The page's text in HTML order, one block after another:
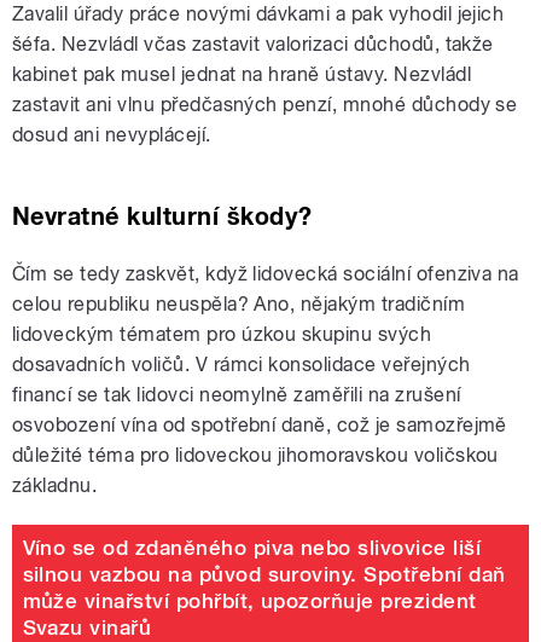
Zavalil úřady práce novými dávkami a pak vyhodil jejich
šéfa. Nezvládl včas zastavit valorizaci důchodů, takže
kabinet pak musel jednat na hraně ústavy. Nezvládl
zastavit ani vlnu předčasných penzí, mnohé důchody se
dosud ani nevyplácejí.
Nevratné kulturní škody?
Čím se tedy zaskvět, když lidovecká sociální ofenziva na
celou republiku neuspěla? Ano, nějakým tradičním
lidoveckým tématem pro úzkou skupinu svých
dosavadních voličů. V rámci konsolidace veřejných
financí se tak lidovci neomylně zaměřili na zrušení
osvobození vína od spotřební daně, což je samozřejmě
důležité téma pro lidoveckou jihomoravskou voličskou
základnu.
Víno se od zdaněného piva nebo slivovice liší
silnou vazbou na původ suroviny. Spotřební daň
může vinařství pohřbít, upozorňuje prezident
Svazu vinařů